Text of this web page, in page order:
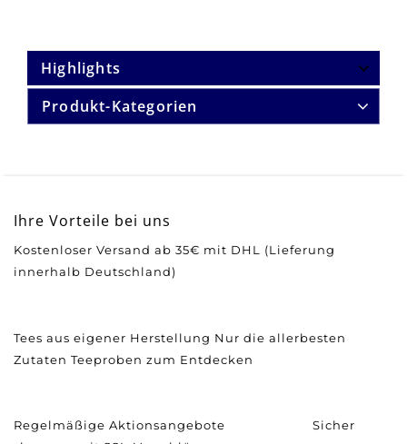
Highlights
Produkt-Kategorien
Ihre Vorteile bei uns
Kostenloser Versand ab 35€ mit DHL (Lieferung
innerhalb Deutschland)
Tees aus eigener Herstellung Nur die allerbesten
Zutaten Teeproben zum Entdecken
Regelmäßige Aktionsangebote Sicher